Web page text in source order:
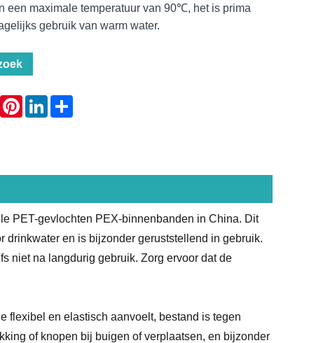
een maximale temperatuur van 90℃, het is prima
gebruik van warm water.
PinterestLinkedInShare
PET-gevlochten PEX-binnenbanden in China. Dit
drinkwater en is bijzonder geruststellend in gebruik.
niet na langdurig gebruik. Zorg ervoor dat de
flexibel en elastisch aanvoelt, bestand is tegen
of knopen bij buigen of verplaatsen, en bijzonder